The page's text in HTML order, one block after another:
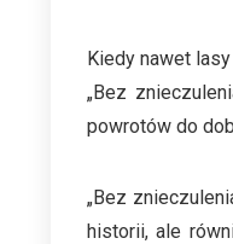
Kiedy nawet
„Bez
powrotów do
„Bez
historii, ale